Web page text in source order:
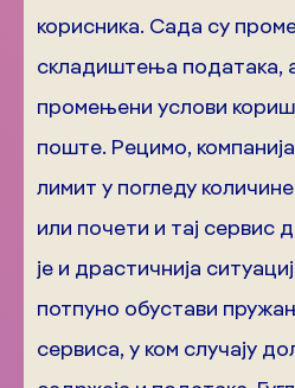
корисника. Сада су
складиштења података,
промењени услови
поште. Рецимо,
лимит у погледу
или почети и тај сервис
је и драстичнија
потпуно обустави
сервиса, у ком случају